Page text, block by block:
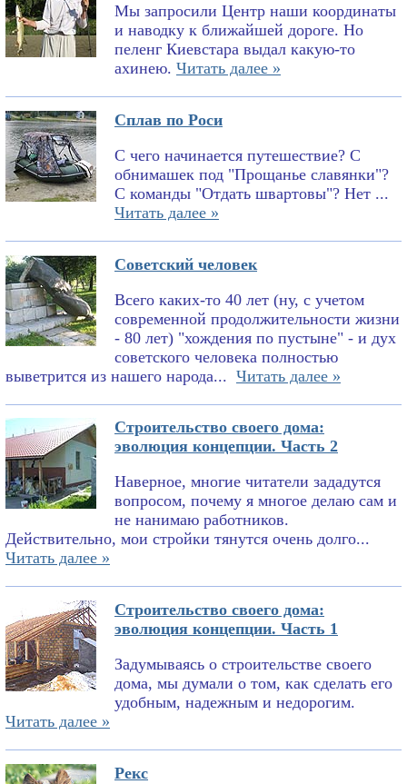
Мы запросили Центр наши координаты
и наводку к ближайшей дороге. Но
пеленг Киевстара выдал какую-то
ахинею. Читать далее »
Сплав по Роси
С чего начинается путешествие? С
обнимашек под "Прощанье славянки"?
С команды "Отдать швартовы"? Нет ...
Читать далее »
Советский человек
Всего каких-то 40 лет (ну, с учетом
современной продолжительности жизни
- 80 лет) "хождения по пустыне" - и дух
советского человека полностью
выветрится из нашего народа... Читать далее »
Строительство своего дома:
эволюция концепции. Часть 2
Наверное, многие читатели зададутся
вопросом, почему я многое делаю сам и
не нанимаю работников.
Действительно, мои стройки тянутся очень долго...
Читать далее »
Строительство своего дома:
эволюция концепции. Часть 1
Задумываясь о строительстве своего
дома, мы думали о том, как сделать его
удобным, надежным и недорогим.
Читать далее »
Рекс